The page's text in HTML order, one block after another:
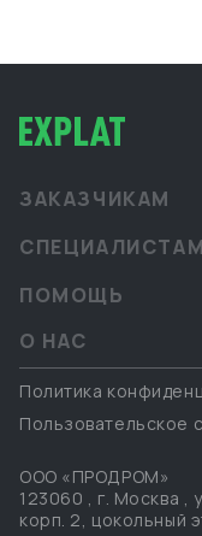
ЗАКАЗЧИКАМ
СПЕЦИАЛИСТАМ
ПОМОЩЬ
О НАС
Политика
Пользовательское
ООО «ПРОДРОМ»
123060 , г. Москва ,
корп. 2, цокольный